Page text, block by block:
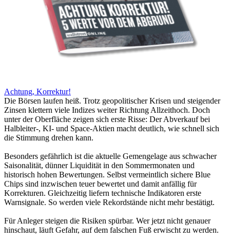
Achtung, Korrektur!
Die Börsen laufen heiß. Trotz geopolitischer Krisen und steigender
Zinsen klettern viele Indizes weiter Richtung Allzeithoch. Doch
unter der Oberfläche zeigen sich erste Risse: Der Abverkauf bei
Halbleiter-, KI- und Space-Aktien macht deutlich, wie schnell sich
die Stimmung drehen kann.
Besonders gefährlich ist die aktuelle Gemengelage aus schwacher
Saisonalität, dünner Liquidität in den Sommermonaten und
historisch hohen Bewertungen. Selbst vermeintlich sichere Blue
Chips sind inzwischen teuer bewertet und damit anfällig für
Korrekturen. Gleichzeitig liefern technische Indikatoren erste
Warnsignale. So werden viele Rekordstände nicht mehr bestätigt.
Für Anleger steigen die Risiken spürbar. Wer jetzt nicht genauer
hinschaut, läuft Gefahr, auf dem falschen Fuß erwischt zu werden.